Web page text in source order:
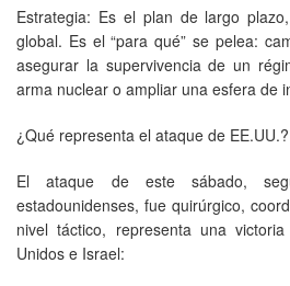
Estrategia: Es el plan de largo
global. Es el “para qué” se pelea:
asegurar la supervivencia de un
arma nuclear o ampliar una esfera de
¿Qué representa el ataque de EE.UU.?
El ataque de este sábado,
estadounidenses, fue quirúrgico,
nivel táctico, representa una
Unidos e Israel: